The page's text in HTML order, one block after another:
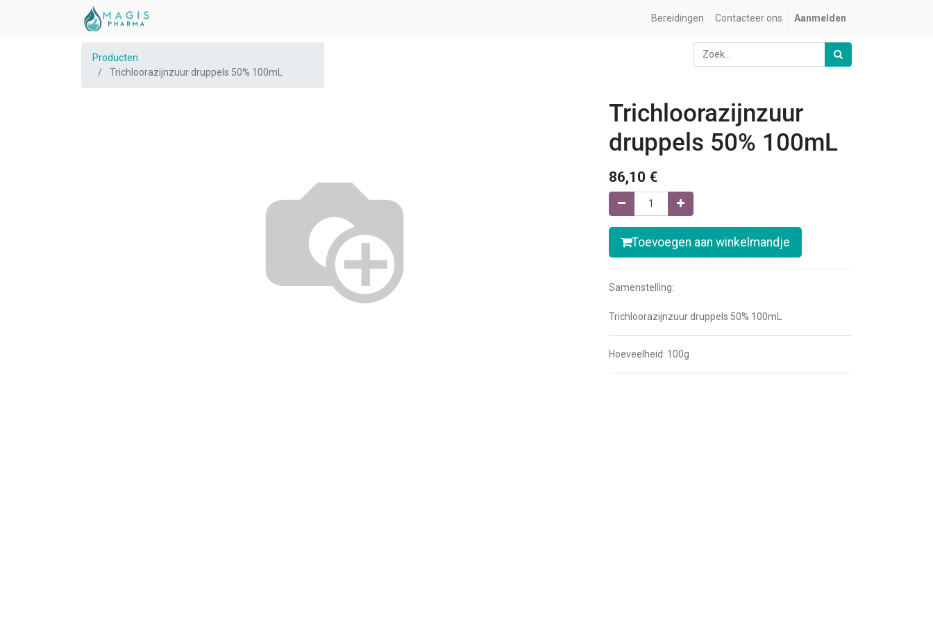
Bereidingen Contacteer ons Aanmelden
Producten
Trichloorazijnzuur druppels 50% 100mL
Trichloorazijnzuur
druppels 50% 100mL
86,10 €
Toevoegen aan winkelmandje
Samenstelling:
Trichloorazijnzuur druppels 50% 100mL
Hoeveelheid: 100g